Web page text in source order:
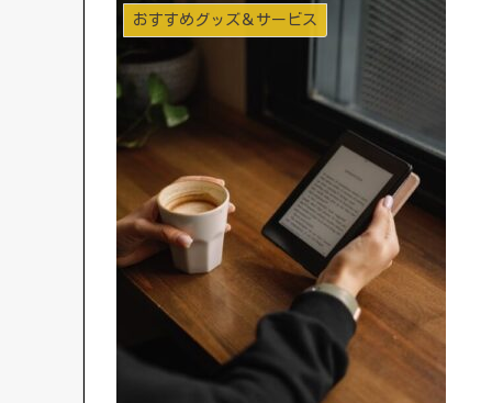
おすすめグッズ＆サービス